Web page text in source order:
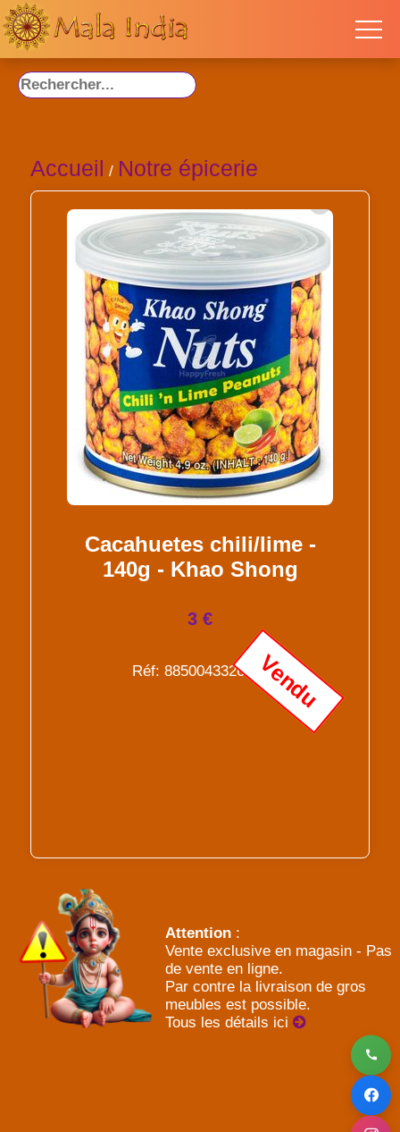
Accueil / Notre épicerie
Cacahuetes chili/lime -
140g - Khao Shong
3 €
Réf: 8850043326702Vendu
Attention :
Vente exclusive en magasin - Pas
de vente en ligne.
Par contre la livraison de gros
meubles est possible.
Tous les détails ici